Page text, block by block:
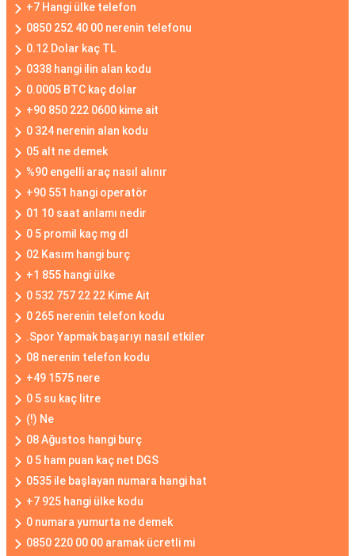
+7 Hangi ülke telefon
0850 252 40 00 nerenin telefonu
0.12 Dolar kaç TL
0338 hangi ilin alan kodu
0.0005 BTC kaç dolar
+90 850 222 0600 kime ait
0 324 nerenin alan kodu
05 alt ne demek
%90 engelli araç nasıl alınır
+90 551 hangi operatör
01 10 saat anlamı nedir
0 5 promil kaç mg dl
02 Kasım hangi burç
+1 855 hangi ülke
0 532 757 22 22 Kime Ait
0 265 nerenin telefon kodu
.Spor Yapmak başarıyı nasıl etkiler
08 nerenin telefon kodu
+49 1575 nere
0 5 su kaç litre
(!) Ne
08 Ağustos hangi burç
0 5 ham puan kaç net DGS
0535 ile başlayan numara hangi hat
+7 925 hangi ülke kodu
0 numara yumurta ne demek
0850 220 00 00 aramak ücretli mi